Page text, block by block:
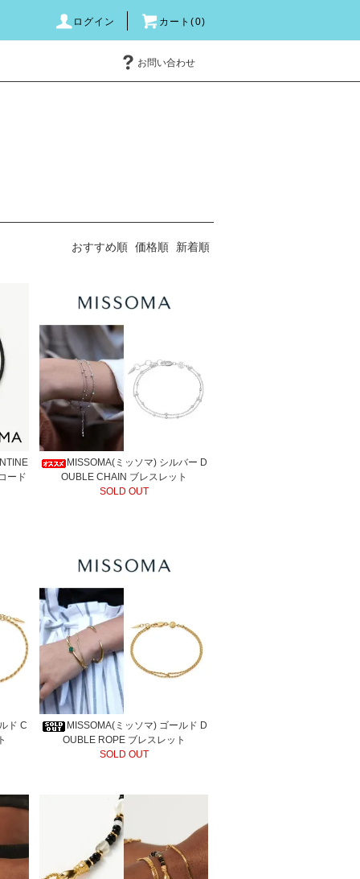
ログイン カート(0)
お問い合わせ
おすすめ順 価格順 新着順
ード
MISSOMA(ミッソマ) シルバー D
OUBLE CHAIN ブレスレット
SOLD OUT
ド C
MISSOMA(ミッソマ) ゴールド D
OUBLE ROPE ブレスレット
SOLD OUT